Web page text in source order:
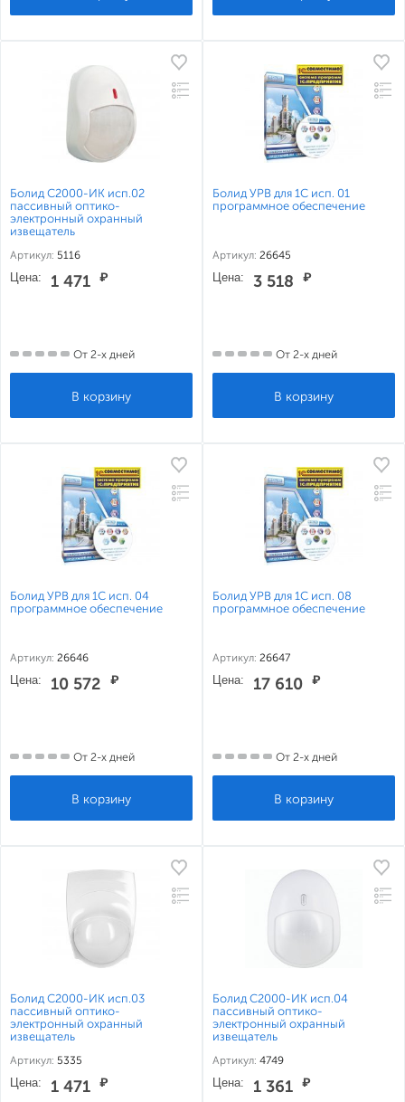
Болид С2000-ИК исп.02
пассивный оптико-
электронный охранный
извещатель
Артикул: 5116
Цена: 1 471 ₽
От 2-х дней
Болид УРВ для 1С исп. 01
программное обеспечение
Артикул: 26645
Цена: 3 518 ₽
От 2-х дней
Болид УРВ для 1С исп. 04
программное обеспечение
Артикул: 26646
Цена: 10 572 ₽
От 2-х дней
Болид УРВ для 1С исп. 08
программное обеспечение
Артикул: 26647
Цена: 17 610 ₽
От 2-х дней
Болид С2000-ИК исп.03
пассивный оптико-
электронный охранный
извещатель
Артикул: 5335
Цена: 1 471 ₽
Болид С2000-ИК исп.04
пассивный оптико-
электронный охранный
извещатель
Артикул: 4749
Цена: 1 361 ₽